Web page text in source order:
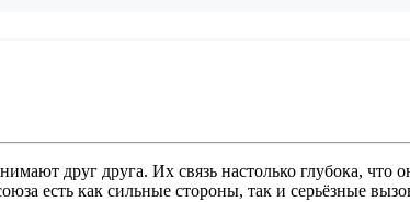
друг друга. Их связь настолько глубока, что
есть как сильные стороны, так и серьёзные